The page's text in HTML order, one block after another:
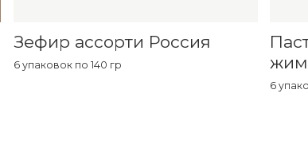
Зефир ассорти Россия
6 упаковок по 140 гр
6